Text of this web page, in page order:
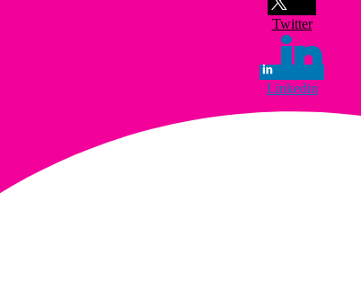
Twitter
Linkedin